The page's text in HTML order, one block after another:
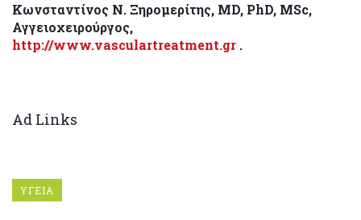
Κωνσταντίνος Ν. Ξηρομερίτης, MD, PhD, MSc,
Αγγειοχειρούργος,
http://www.vasculartreatment.gr .
Ad Links
ΥΓΕΙΑ